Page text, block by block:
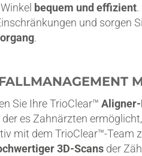
bequem und effizient
und sorgen
.
Sie Ihre TrioClear™
der es Zahnärzten
mit dem TrioClear™-Team
3D-Scans der